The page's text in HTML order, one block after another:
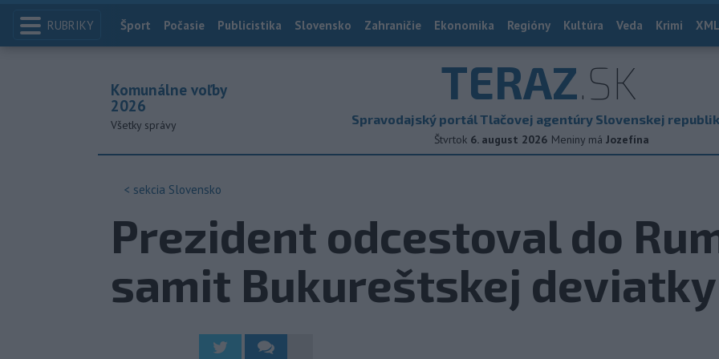
RUBRIKY Index
Šport Počasie Publicistika Slovensko Zahraničie Ekonomika Regióny Kultúra Veda Krimi
TERAZ.SK
Spravodajský portál Tlačovej agentúry Slovenskej
Štvrtok 6. august 2026 Meniny má Jozefína
Komunálne voľby
2026
Všetky správy
< sekcia Slovensko
Prezident odcestoval do
samit Bukureštskej deviatky